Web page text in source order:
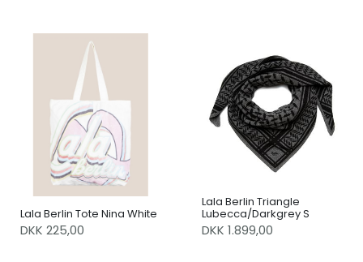
Lala Berlin Tote Nina White
DKK 225,00
Lala Berlin Triangle
Lubecca/Darkgrey S
DKK 1.899,00